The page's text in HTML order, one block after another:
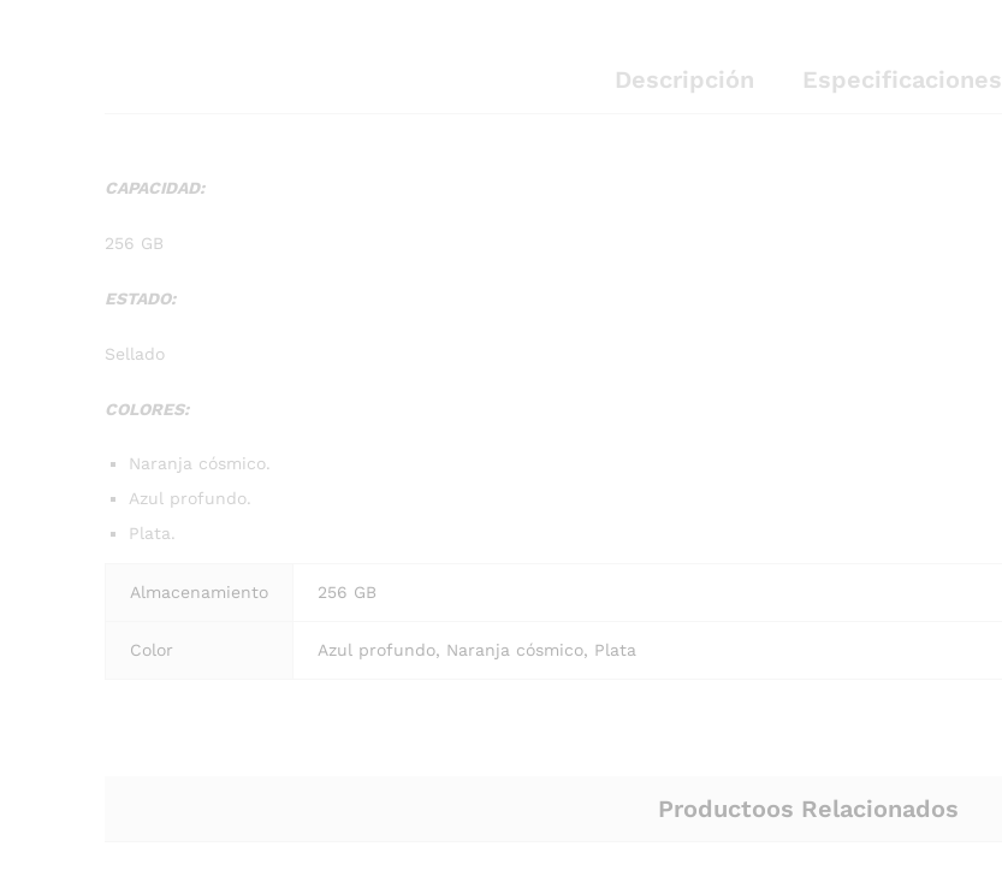
Descripción Especificaciones
CAPACIDAD:
256 GB
ESTADO:
Sellado
COLORES:
Naranja cósmico.
Azul profundo.
Plata.
Almacenamiento 256 GB
Color Azul profundo, Naranja cósmico, Plata
Productoos Relacionados